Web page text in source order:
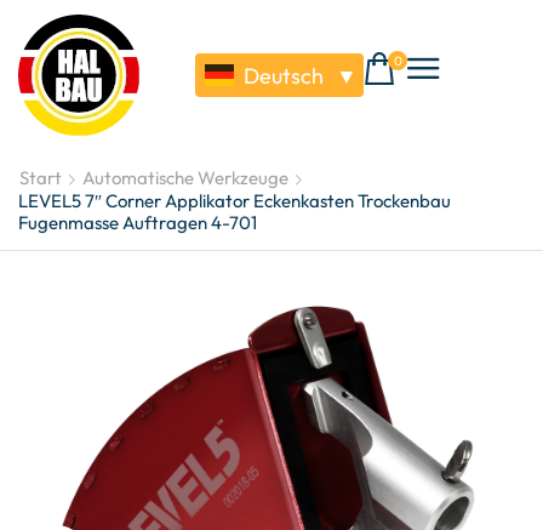
Deutsch ▼
0
Start
Automatische Werkzeuge
LEVEL5 7″ Corner Applikator Eckenkasten Trockenbau
Fugenmasse Auftragen 4-701